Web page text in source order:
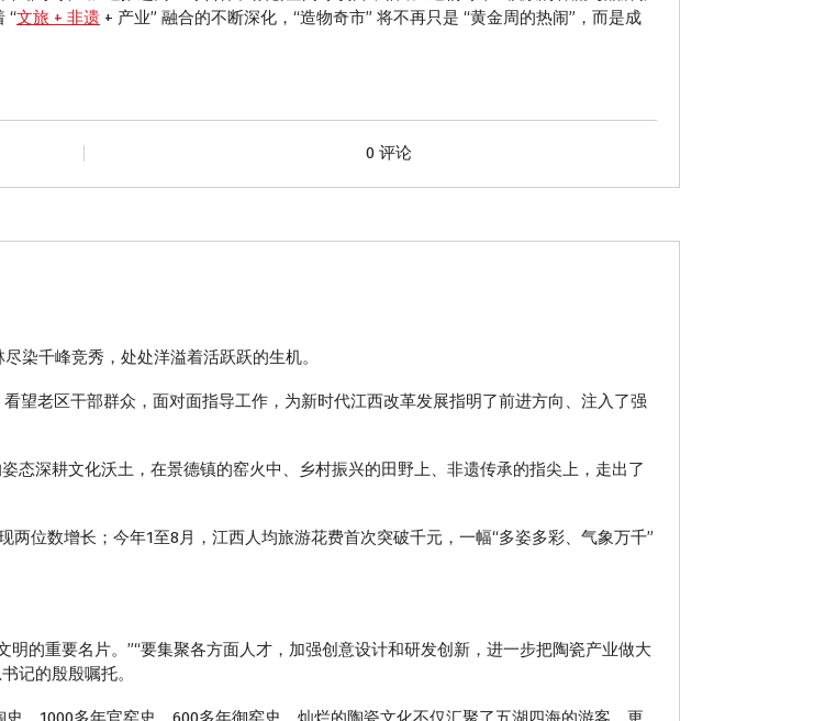
“文旅 + 非遗 + 产业” 融合的不断深化，“造物奇市” 将不再只是 “黄金周的热闹”，而是成
0 评论
染千峰竞秀，处处洋溢着活跃跃的生机。
老区干部群众，面对面指导工作，为新时代江西改革发展指明了前进方向、注入了强
深耕文化沃土，在景德镇的窑火中、乡村振兴的田野上、非遗传承的指尖上，走出了
位数增长；今年1至8月，江西人均旅游花费首次突破千元，一幅“多姿多彩、气象万千”
重要名片。”“要集聚各方面人才，加强创意设计和研发创新，进一步把陶瓷产业做大
记的殷殷嘱托。